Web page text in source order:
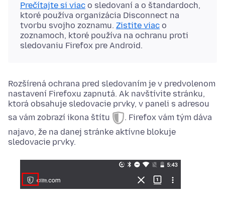
Prečítajte si viac o sledovaní a o štandardoch,
ktoré používa organizácia Disconnect na
tvorbu svojho zoznamu. Zistite viac o
zoznamoch, ktoré používa na ochranu proti
sledovaniu Firefox pre Android.
Rozšírená ochrana pred sledovaním je v predvolenom
nastavení Firefoxu zapnutá. Ak navštívite stránku,
ktorá obsahuje sledovacie prvky, v paneli s adresou
sa vám zobrazí ikona štítu
. Firefox vám tým dáva
najavo, že na danej stránke aktívne blokuje
sledovacie prvky.